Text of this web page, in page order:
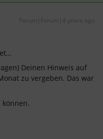
Forum|Forum|4 years ago
Deinen Hinweis auf
zu vergeben. Das war
können.